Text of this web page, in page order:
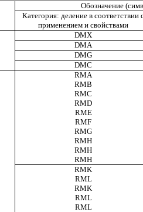
Обозначение
Категория: деление в соответствии
применением и свойствами
DMX
DMA
DMG
DMC
RMA
RMB
RMC
RMD
RME
RMF
RMG
RMH
RMH
RMH
RMK
RML
RMK
RML
RML